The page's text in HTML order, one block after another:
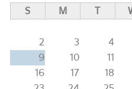
S M T
2
3 4
9
10 11
16
17 18